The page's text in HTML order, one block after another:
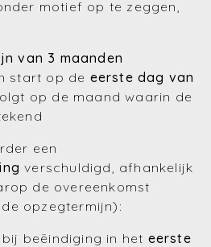
motief op te zeggen,
van 3 maanden
start op de eerste dag van
op de maand waarin de
een
verschuldigd, afhankelijk
de overeenkomst
opzegtermijn):
bij beëindiging in het eerste